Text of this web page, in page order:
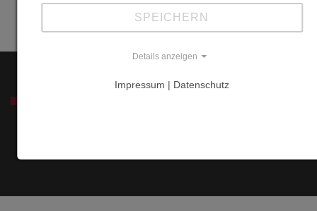
SPEICHERN
Details anzeigen
Impressum | Datenschutz